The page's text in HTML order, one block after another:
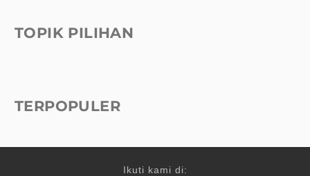
TOPIK PILIHAN
TERPOPULER
Ikuti kami di: